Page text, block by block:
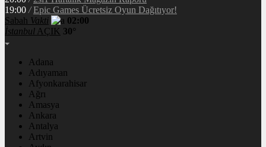
19:00 / Epic Games Ücretsiz Oyun Dağıtıyor!
Sabah Vakti
02:00
İstanbul AÇIK 30°
Adana
Adıyaman
Afyonkarahisar
Ağrı
Amasya
Ankara
Antalya
Artvin